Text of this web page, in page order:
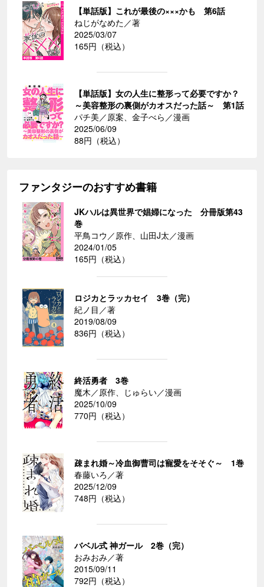
【単話版】これが最後の×××かも 第6話
ねじがなめた／著
2025/03/07
165円（税込）
【単話版】女の人生に整形って必要ですか？
～美容整形の裏側がカオスだった話～ 第1話
パチ美／原案、金子べら／漫画
2025/06/09
88円（税込）
ファンタジーのおすすめ書籍
JKハルは異世界で娼婦になった 分冊版第43
巻
平鳥コウ／原作、山田J太／漫画
2024/01/05
165円（税込）
ロジカとラッカセイ 3巻（完）
紀ノ目／著
2019/08/09
836円（税込）
終活勇者 3巻
魔木／原作、じゅらい／漫画
2025/10/09
770円（税込）
疎まれ婚～冷血御曹司は寵愛をそそぐ～ 1巻
春藤いろ／著
2025/12/09
748円（税込）
バベル式 神ガール 2巻（完）
おみおみ／著
2015/09/11
792円（税込）